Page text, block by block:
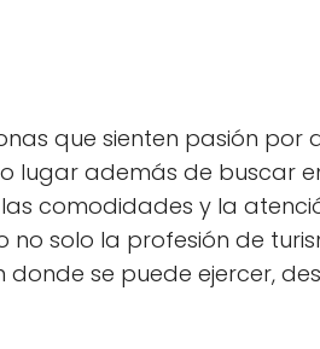
que sienten pasión por
lugar además de buscar
comodidades y la
solo la profesión de
se puede ejercer,